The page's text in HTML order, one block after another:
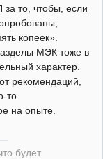
за то, чтобы, если
копеек».
МЭК тоже в
характер.
рекомендаций,
то
на опыте.
будет